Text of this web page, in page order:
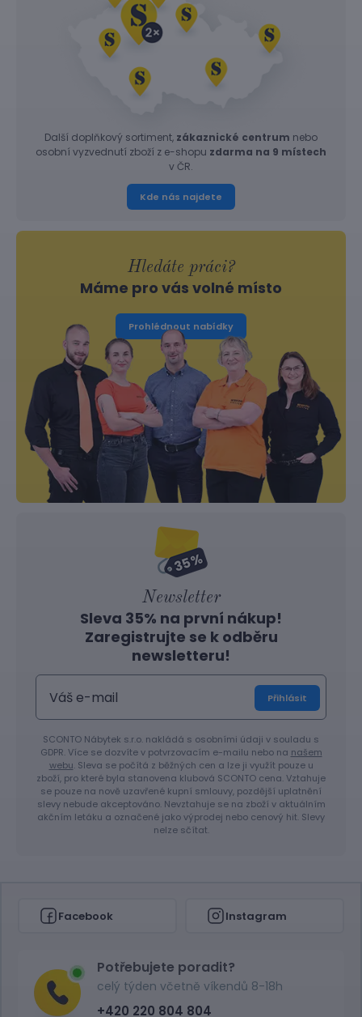
Další doplňkový sortiment, zákaznické centrum nebo
osobní vyzvednutí zboží z e-shopu zdarma na 9 místech
v ČR.
Kde nás najdete
Hledáte práci?
Máme pro vás volné místo
Prohlédnout nabídky
Newsletter
Sleva 35% na první nákup!
Zaregistrujte se k odběru
newsletteru!
Přihlásit
SCONTO Nábytek s.r.o. nakládá s osobními údaji v souladu s
GDPR. Více se dozvíte v potvrzovacím e-mailu nebo na našem
webu. Sleva se počítá z běžných cen a lze ji využít pouze u
zboží, pro které byla stanovena klubová SCONTO cena. Vztahuje
se pouze na nově uzavřené kupní smlouvy, pozdější uplatnění
slevy nebude akceptováno. Nevztahuje se na zboží v aktuálním
akčním letáku a označené jako výprodej nebo cenový hit. Slevy
nelze sčítat.
Facebook Instagram
Potřebujete poradit?
celý týden včetně víkendů 8-18h
+420 220 804 804